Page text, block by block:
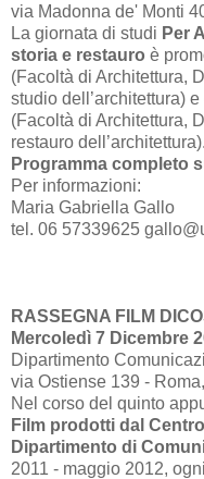
via Madonna de' Monti
La giornata di studi Per
storia e restauro è
(Facoltà di Architettura,
studio dell’architettura) e
(Facoltà di Architettura,
restauro dell’architettura).
Programma completo
Per informazioni:
Maria Gabriella Gallo
tel. 06 57339625
RASSEGNA FILM
Mercoledì 7 Dicembre
Dipartimento
via Ostiense 139 -
Nel corso del quinto
Film prodotti dal
Dipartimento di
2011 - maggio 2012,